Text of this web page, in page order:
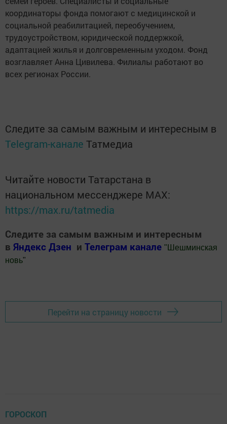
координаторы фонда помогают с медицинской и
социальной реабилитацией, переобучением,
трудоустройством, юридической поддержкой,
адаптацией жилья и долговременным уходом. Фонд
возглавляет Анна Цивилева. Филиалы работают во
всех регионах России.
Следите за самым важным и интересным в
Telegram-канале Татмедиа
Читайте новости Татарстана в
национальном мессенджере MАХ:
https://max.ru/tatmedia
Следите за самым важным и интересным
в Яндекс Дзен и Телеграм канале " Шешминская
новь"
Перейти на страницу новости
ГОРОСКОП